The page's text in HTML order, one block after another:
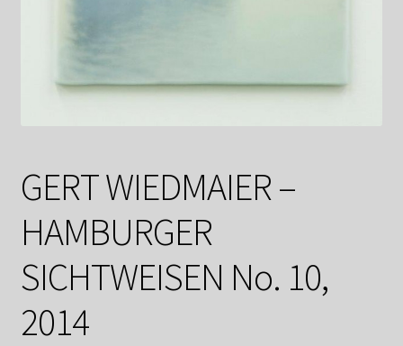
Newsletter
Warenkorb
Widerrufsbelehrung
GERT WIEDMAIER –
HAMBURGER
SICHTWEISEN No. 10,
2014